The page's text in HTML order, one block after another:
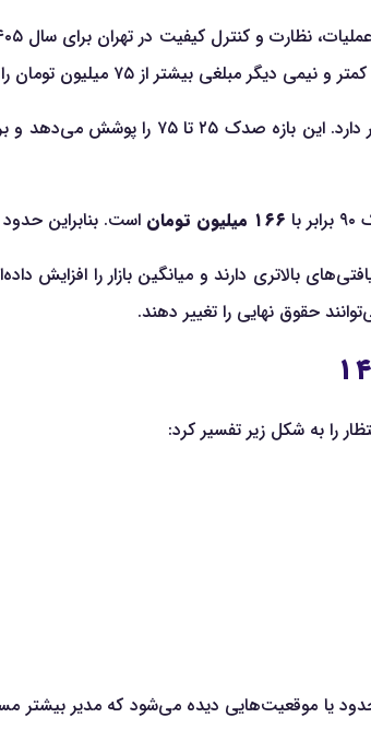
نظارت و کنترل کیفیت در تهران برای سال ۱۴۰۵ حدود
بیشتر از ۷۵ میلیون تومان را انتظار دارند.
قرار دارد. این بازه صدک
۱۶۶ میلیون تومان
است. بنابراین حدود ۸۰ درصد داده‌های گزارش میان این دو مبلغ قرار گرفته‌اند.
بالاتری دارند و میانگین بازار را افزایش
حقوق نهایی را تغییر دهند.
را به شکل زیر تفسیر کرد:
موقعیت‌هایی دیده می‌شود که مدیر بیشتر